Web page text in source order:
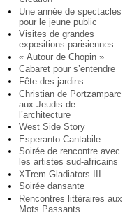
Une année de spectacles
pour le jeune public
Visites de grandes
expositions parisiennes
« Autour de Chopin »
Cabaret pour s’entendre
Fête des jardins
Christian de Portzamparc
aux Jeudis de
l’architecture
West Side Story
Esperanto Cantabile
Soirée de rencontre avec
les artistes sud-africains
XTrem Gladiators III
Soirée dansante
Rencontres littéraires aux
Mots Passants